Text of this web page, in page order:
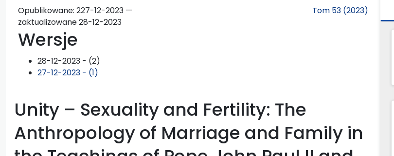
Opublikowane: 227-12-2023 —
zaktualizowane 28-12-2023
Wersje
28-12-2023 - (2)
27-12-2023 - (1)
Tom 53 (2023)
Unity – Sexuality and Fertility: The
Anthropology of Marriage and Family in